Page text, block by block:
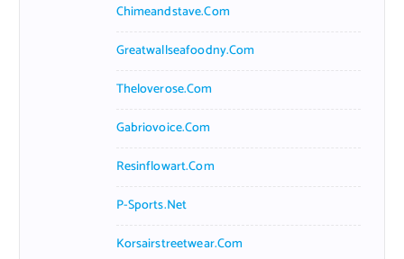
Chimeandstave.com
Greatwallseafoodny.com
Theloverose.com
Gabriovoice.com
Resinflowart.com
P-Sports.net
Korsairstreetwear.com